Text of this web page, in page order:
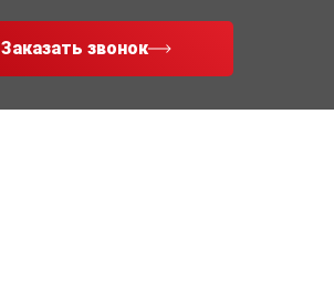
Заказать звонок